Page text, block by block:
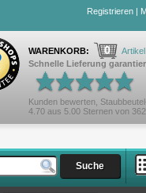
Registrieren |
WARENKORB: 0
Schnelle Lieferung
Kunden bewerten,
4.70 aus 5.00 Sternen von